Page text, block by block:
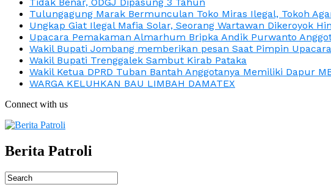
Tulungagung Marak Bermunculan Toko Miras Ilegal, Tokoh
Ungkap Giat Ilegal Mafia Solar, Seorang Wartawan Dikeroyok
Upacara Pemakaman Almarhum Bripka Andik Purwanto
Wakil Bupati Jombang memberikan pesan Saat Pimpin
Wakil Bupati Trenggalek Sambut Kirab Pataka
Wakil Ketua DPRD Tuban Bantah Anggotanya Memiliki Dapur
WARGA KELUHKAN BAU LIMBAH DAMATEX
Connect with us
Berita Patroli